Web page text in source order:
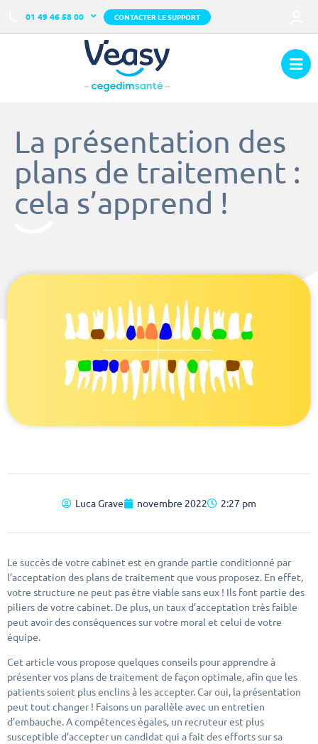
01 49 46 58 00 CONTACTER LE SUPPORT
La présentation des
plans de traitement :
cela s’apprend !
Luca Grave novembre 2022 2:27 pm
Le succès de votre cabinet est en grande partie conditionné par
l’acceptation des plans de traitement que vous proposez. En effet,
votre structure ne peut pas être viable sans eux ! Ils font partie des
piliers de votre cabinet. De plus, un taux d’acceptation très faible
peut avoir des conséquences sur votre moral et celui de votre
équipe.
Cet article vous propose quelques conseils pour apprendre à
présenter vos plans de traitement de façon optimale, afin que les
patients soient plus enclins à les accepter. Car oui, la présentation
peut tout changer ! Faisons un parallèle avec un entretien
d’embauche. A compétences égales, un recruteur est plus
susceptible d’accepter un candidat qui a fait des efforts sur sa